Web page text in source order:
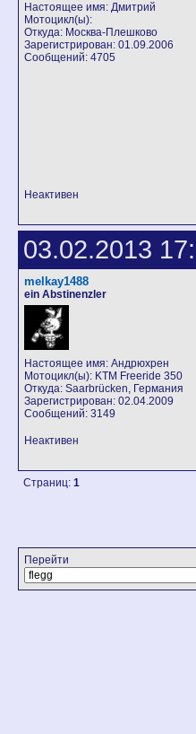
Настоящее имя: Дмитрий
Мотоцикл(ы):
Откуда: Москва-Плешково
Зарегистрирован: 01.09.2006
Сообщений: 4705
Неактивен
03.02.2013
melkay1488
ein Abstinenzler
Настоящее имя: Андрюхрен
Мотоцикл(ы): KTM Freeride 350
Откуда: Saarbrücken, Германия
Зарегистрирован: 02.04.2009
Сообщений: 3149
Неактивен
Страниц: 1
Перейти